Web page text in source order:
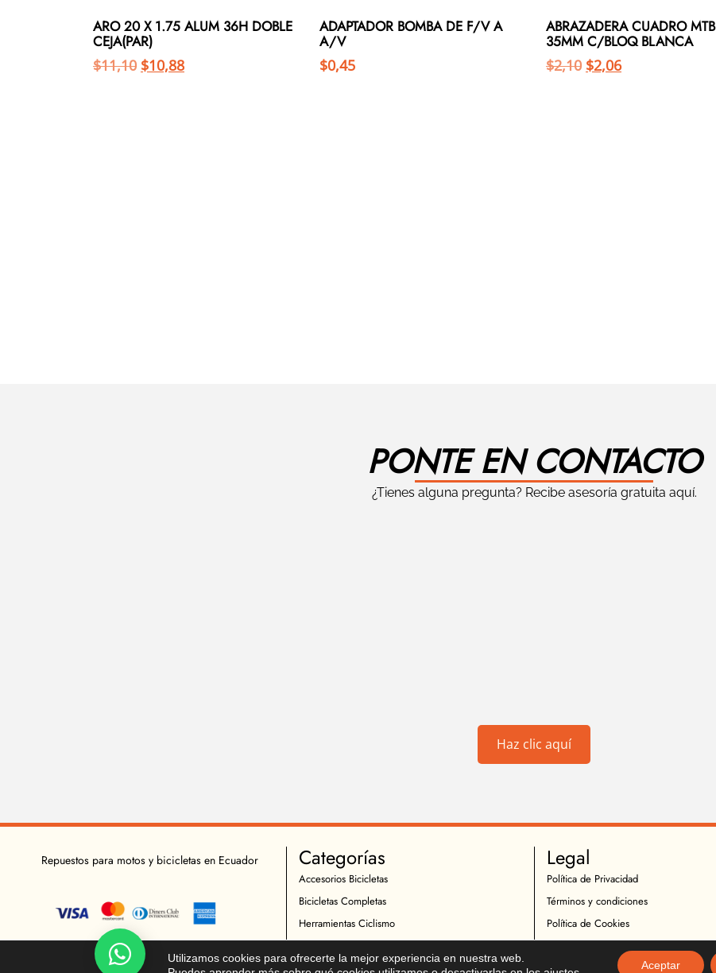
ARO 20 X 1.75 ALUM 36H DOBLE
CEJA(PAR)
$11,10 $10,88
ADAPTADOR BOMBA DE F/V A
A/V
$0,45
ABRAZADERA CUADRO MTB
35MM C/BLOQ BLANCA
$2,10 $2,06
PONTE EN CONTACTO
¿Tienes alguna pregunta? Recibe asesoría gratuita aquí.
Haz clic aquí
Repuestos para motos y bicicletas en Ecuador Categorías
Accesorios Bicicletas
Bicicletas Completas
Herramientas Ciclismo
Indumentaria Ciclistas
Repuestos Bicicletas
Legal
Política de Privacidad
Términos y condiciones
Política de Cookies
Política de Devoluciones
Descargo de Responsabilidad
Utilizamos cookies para ofrecerte la mejor experiencia en nuestra web.
Aceptar
Chatea!